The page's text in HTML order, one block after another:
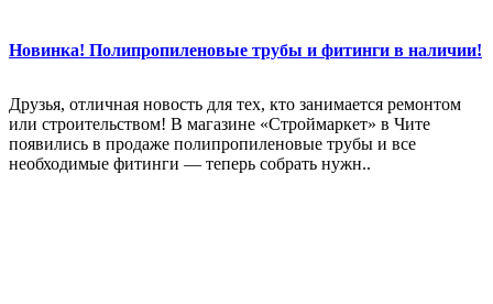
Новинка! Полипропиленовые трубы и фитинги в наличии!
Друзья, отличная новость для тех, кто занимается ремонтом
или строительством! В магазине «Строймаркет» в Чите
появились в продаже полипропиленовые трубы и все
необходимые фитинги — теперь собрать нужн..